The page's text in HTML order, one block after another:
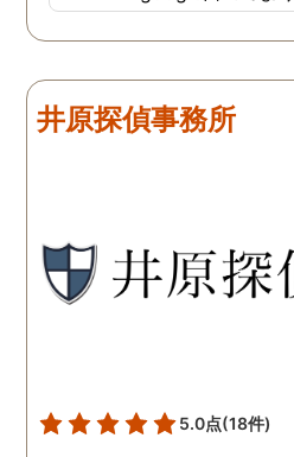
をしてくれました。探偵の
方に依頼となると丸投げで
が、二人三脚で協力しあい
ながら、進めて行った感じ
と思います。思い切ってお
願いして良かったです。 こ
の度はありがとうございま
井原探偵事務所
5.0点(18件)